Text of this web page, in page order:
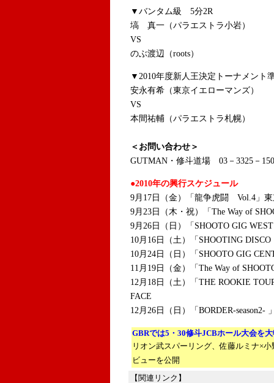
▼バンタム級 5分2R
塙 真一（パラエストラ小岩）
VS
のぶ渡辺（roots）
▼2010年度新人王決定トーナメント
安永有希（東京イエローマンズ）
VS
本間祐輔（パラエストラ札幌）
＜お問い合わせ＞
GUTMAN・修斗道場 03－3325－
●2010年の興行スケジュール
9月17日（金）「龍争虎闘 Vol.4」
9月23日（木・祝）「The Way of
9月26日（日）「SHOOTO GIG
10月16日（土）「SHOOTING
10月24日（日）「SHOOTO GIG
11月19日（金）「The Way of
12月18日（土）「THE ROOKIE
FACE
12月26日（日）「BORDER-season2-
GBRでは5・30修斗JCBホール大会を
リオン武スパーリング、佐藤ルミナ×
ビューを公開
【関連リンク】